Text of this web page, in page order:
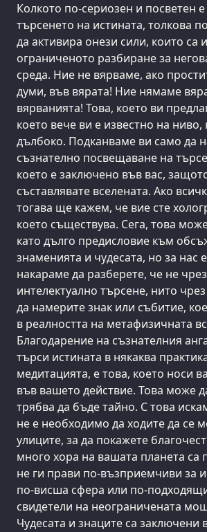
Колкото по-сериозен и посветен
търсенето на истината, толкова
да активира онези сили, които са
ограниченото разбиране за
среда. Ние не вярваме, ако
думи, във вярата! Ние нямаме
вярванията! Това, което ви
което вече ви е известно на ниво,
дълбоко. Подканваме ви само да
съзнателно посвещаване на
което е заключено във вас,
съставлявате вселената. Ако
тогава ще кажем, че вие сте
което съществува. Сега, това
като дълго предисловие към
знаменията и чудесата, но за нас
накараме да разберете, че не
интелектуално търсене, нито
да намерите знак или събитие,
в реалността на метафизичната
Благодарение на съзнателния
търси истината в някаква
медитацията, е това, което носи
във вашето действие. Това може
трябва да бъде тайно. С това
не е необходимо да ходите да се
улиците, за да покажете
много хора на вашата планета са
не ги прави по-възприемчиви за
по-висша сфера или по-
свидетели на неограничената
Чудесата и знаците са заключени